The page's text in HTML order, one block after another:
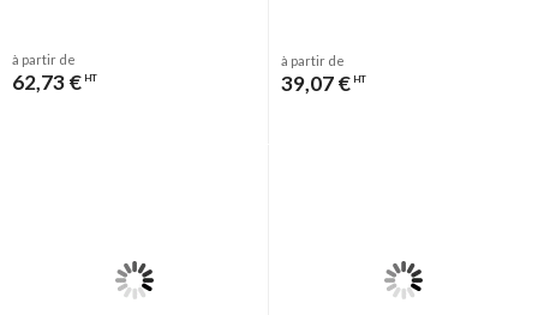
à partir de
62,73 € HT
à partir de
39,07 € HT